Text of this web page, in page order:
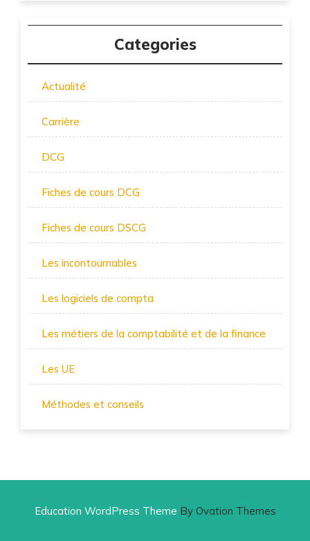
Categories
Actualité
Carrière
DCG
Fiches de cours DCG
Fiches de cours DSCG
Les incontournables
Les logiciels de compta
Les métiers de la comptabilité et de la finance
Les UE
Méthodes et conseils
Education WordPress Theme By Ovation Themes